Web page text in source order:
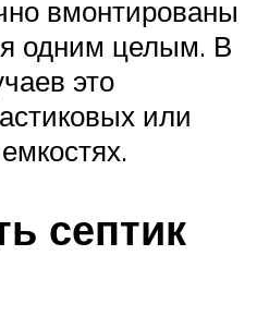
вмонтированы
одним целым. В
это
или
септик